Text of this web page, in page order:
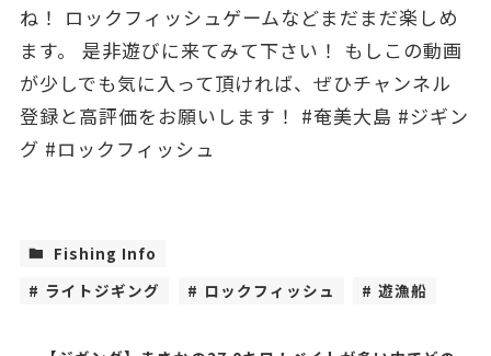
ね！ ロックフィッシュゲームなどまだまだ楽しめ
ます。 是非遊びに来てみて下さい！ もしこの動画
が少しでも気に入って頂ければ、ぜひチャンネル
登録と高評価をお願いします！ #奄美大島 #ジギン
グ #ロックフィッシュ
Fishing Info
ライトジギング
ロックフィッシュ 遊漁船